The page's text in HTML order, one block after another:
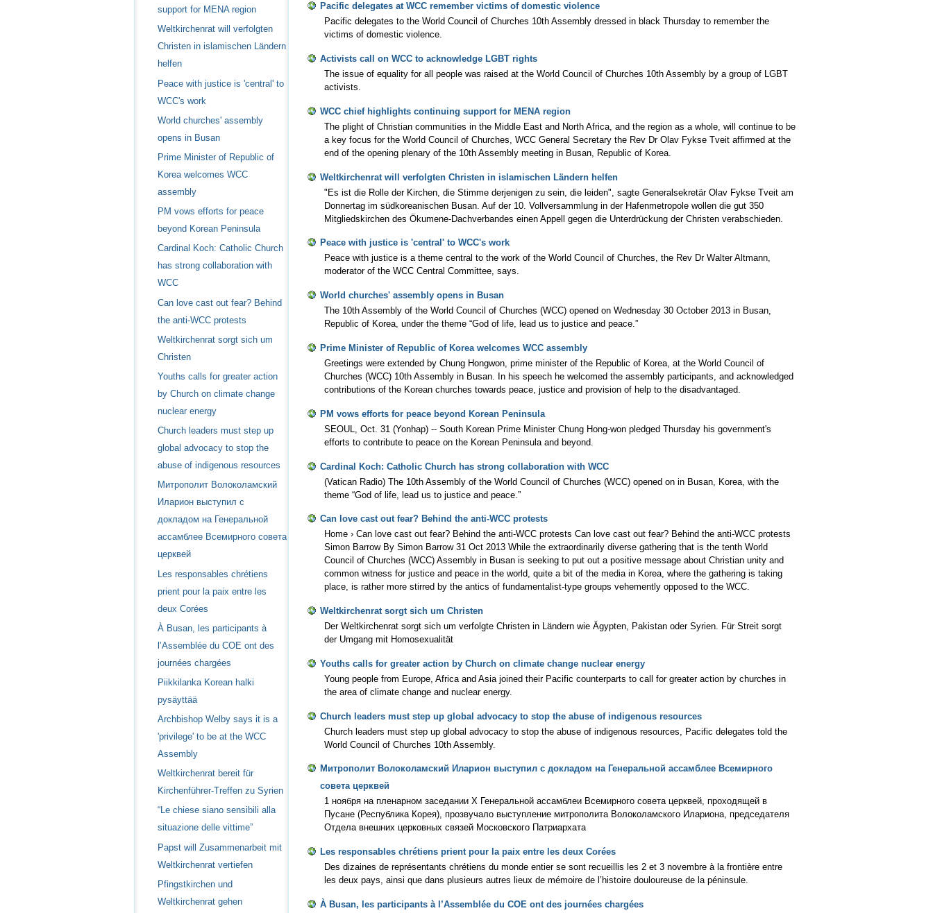
Pacific delegates at WCC remember victims of domestic violence
Pacific delegates to the World Council of Churches 10th Assembly dressed in black Thursday to remember the
victims of domestic violence.
Activists call on WCC to acknowledge LGBT rights
The issue of equality for all people was raised at the World Council of Churches 10th Assembly by a group of LGBT
activists.
WCC chief highlights continuing support for MENA region
The plight of Christian communities in the Middle East and North Africa, and the region as a whole, will continue to be
a key focus for the World Council of Churches, WCC General Secretary the Rev Dr Olav Fykse Tveit affirmed at the
end of the opening plenary of the 10th Assembly meeting in Busan, Republic of Korea.
Weltkirchenrat will verfolgten Christen in islamischen Ländern helfen
"Es ist die Rolle der Kirchen, die Stimme derjenigen zu sein, die leiden", sagte Generalsekretär Olav Fykse Tveit am
Donnertag im südkoreanischen Busan. Auf der 10. Vollversammlung in der Hafenmetropole wollen die gut 350
Mitgliedskirchen des Ökumene-Dachverbandes einen Appell gegen die Unterdrückung der Christen verabschieden.
Peace with justice is 'central' to WCC's work
Peace with justice is a theme central to the work of the World Council of Churches, the Rev Dr Walter Altmann,
moderator of the WCC Central Committee, says.
World churches' assembly opens in Busan
The 10th Assembly of the World Council of Churches (WCC) opened on Wednesday 30 October 2013 in Busan,
Republic of Korea, under the theme “God of life, lead us to justice and peace.”
Prime Minister of Republic of Korea welcomes WCC assembly
Greetings were extended by Chung Hongwon, prime minister of the Republic of Korea, at the World Council of
Churches (WCC) 10th Assembly in Busan. In his speech he welcomed the assembly participants, and acknowledged
contributions of the Korean churches towards peace, justice and provision of help to the disadvantaged.
PM vows efforts for peace beyond Korean Peninsula
SEOUL, Oct. 31 (Yonhap) -- South Korean Prime Minister Chung Hong-won pledged Thursday his government's
efforts to contribute to peace on the Korean Peninsula and beyond.
Cardinal Koch: Catholic Church has strong collaboration with WCC
(Vatican Radio) The 10th Assembly of the World Council of Churches (WCC) opened on in Busan, Korea, with the
theme “God of life, lead us to justice and peace.”
Can love cast out fear? Behind the anti-WCC protests
Home › Can love cast out fear? Behind the anti-WCC protests Can love cast out fear? Behind the anti-WCC protests
Simon Barrow By Simon Barrow 31 Oct 2013 While the extraordinarily diverse gathering that is the tenth World
Council of Churches (WCC) Assembly in Busan is seeking to put out a positive message about Christian unity and
common witness for justice and peace in the world, quite a bit of the media in Korea, where the gathering is taking
place, is rather more stirred by the antics of fundamentalist-type groups vehemently opposed to the WCC.
Weltkirchenrat sorgt sich um Christen
Der Weltkirchenrat sorgt sich um verfolgte Christen in Ländern wie Ägypten, Pakistan oder Syrien. Für Streit sorgt
der Umgang mit Homosexualität
Youths calls for greater action by Church on climate change nuclear energy
Young people from Europe, Africa and Asia joined their Pacific counterparts to call for greater action by churches in
the area of climate change and nuclear energy.
Church leaders must step up global advocacy to stop the abuse of indigenous resources
Church leaders must step up global advocacy to stop the abuse of indigenous resources, Pacific delegates told the
World Council of Churches 10th Assembly.
Митрополит Волоколамский Иларион выступил с докладом на Генеральной ассамблее Всемирного
совета церквей
1 ноября на пленарном заседании X Генеральной ассамблеи Всемирного совета церквей, проходящей в
Пусане (Республика Корея), прозвучало выступление митрополита Волоколамского Илариона, председателя
Отдела внешних церковных связей Московского Патриархата
Les responsables chrétiens prient pour la paix entre les deux Corées
Des dizaines de représentants chrétiens du monde entier se sont recueillis les 2 et 3 novembre à la frontière entre
les deux pays, ainsi que dans plusieurs autres lieux de mémoire de l’histoire douloureuse de la péninsule.
À Busan, les participants à l’Assemblée du COE ont des journées chargées
support for MENA region
Weltkirchenrat will verfolgten
Christen in islamischen Ländern
helfen
Peace with justice is 'central' to
WCC's work
World churches' assembly
opens in Busan
Prime Minister of Republic of
Korea welcomes WCC
assembly
PM vows efforts for peace
beyond Korean Peninsula
Cardinal Koch: Catholic Church
has strong collaboration with
WCC
Can love cast out fear? Behind
the anti-WCC protests
Weltkirchenrat sorgt sich um
Christen
Youths calls for greater action
by Church on climate change
nuclear energy
Church leaders must step up
global advocacy to stop the
abuse of indigenous resources
Митрополит Волоколамский
Иларион выступил с
докладом на Генеральной
ассамблее Всемирного совета
церквей
Les responsables chrétiens
prient pour la paix entre les
deux Corées
À Busan, les participants à
l’Assemblée du COE ont des
journées chargées
Piikkilanka Korean halki
pysäyttää
Archbishop Welby says it is a
'privilege' to be at the WCC
Assembly
Weltkirchenrat bereit für
Kirchenführer-Treffen zu Syrien
“Le chiese siano sensibili alla
situazione delle vittime”
Papst will Zusammenarbeit mit
Weltkirchenrat vertiefen
Pfingstkirchen und
Weltkirchenrat gehen